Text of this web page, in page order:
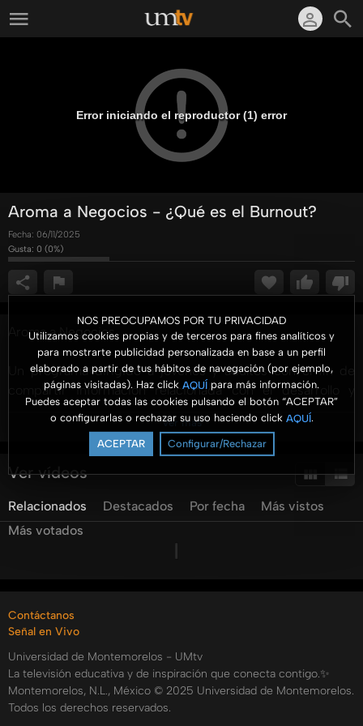
NOS PREOCUPAMOS POR TU PRIVACIDAD
Utilizamos cookies propias y de terceros para fines analíticos y
para mostrarte publicidad personalizada en base a un perfil
elaborado a partir de tus hábitos de navegación (por ejemplo,
páginas visitadas). Haz click AQUÍ para más información.
Puedes aceptar todas las cookies pulsando el botón “ACEPTAR”
o configurarlas o rechazar su uso haciendo click AQUÍ.
ACEPTAR Configurar/Rechazar
Error iniciando el reproductor (1) error
Aroma a Negocios - ¿Qué es el Burnout?
Fecha: 06/11/2025
Gusta: 0 (0%)
Aroma a Negocios
Un programa dirigido a jóvenes y adultos con el fin de
compartir información relacionada con el desarrollo y
gestión de los negocios. Se presenta información
profesional con un enfoque práctico y para ser aterrizado
en las organizaciones.
@unimontemorelos @pulsoum @umradioo
Categorías:
Ver más
Ver vídeos
Relacionados Destacados Por fecha
Más vistos
Más votados
Contáctanos
Señal en Vivo
Universidad de Montemorelos - UMtv
La televisión educativa y de inspiración que conecta contigo.✨
Montemorelos, N.L., México © 2025 Universidad de Montemorelos.
Todos los derechos reservados.